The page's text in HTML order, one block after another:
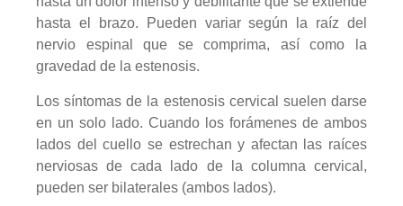
hasta el brazo. Pueden variar según la raíz del
nervio espinal que se comprima, así como la
gravedad de la estenosis.
Los síntomas de la estenosis cervical suelen darse
en un solo lado. Cuando los forámenes de ambos
lados del cuello se estrechan y afectan las raíces
nerviosas de cada lado de la columna cervical,
pueden ser bilaterales (ambos lados).